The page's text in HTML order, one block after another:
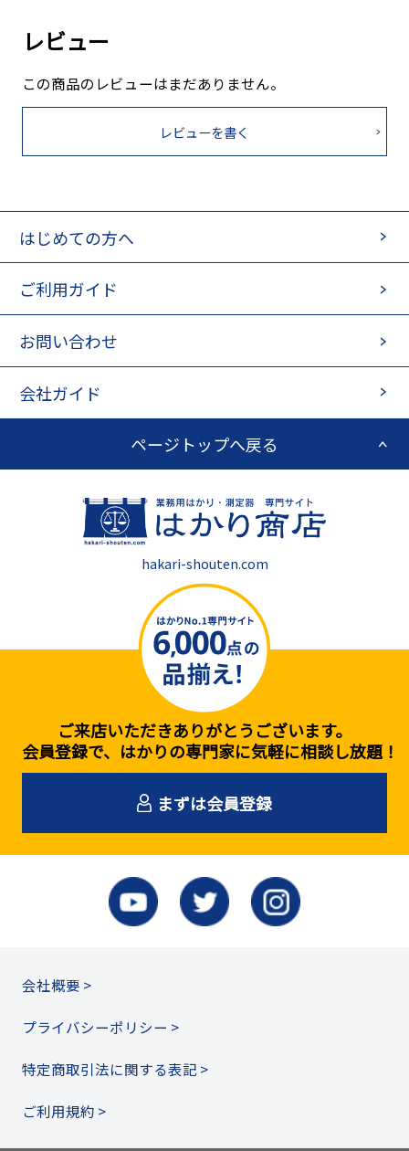
レビュー
この商品のレビューはまだありません。
レビューを書く
会社概要 >
プライバシーポリシー >
特定商取引法に関する表記 >
ご利用規約 >
ご来店いただきありがとうございます。
会員登録で、はかりの専門家に気軽に相談し放題！
まずは会員登録
はじめての方へ
ご利用ガイド
お問い合わせ
会社ガイド
ページトップへ戻る
hakari-shouten.com